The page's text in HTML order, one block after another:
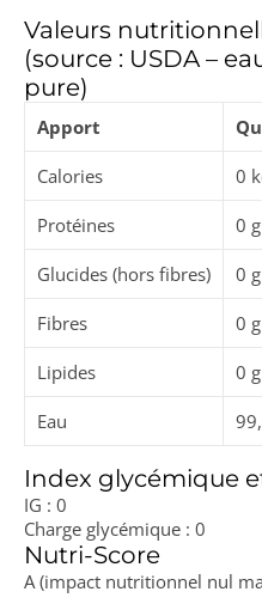
Valeurs
(source : USDA –
pure)
Apport
Calories 0
Protéines 0 g
Glucides (hors fibres) 0 g
Fibres 0 g
Lipides 0 g
Eau
Index glycémique
IG : 0
Charge glycémique : 0
Nutri-Score
A (impact nutritionnel nul